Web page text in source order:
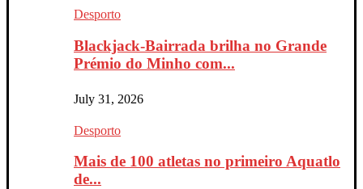
Desporto
Blackjack-Bairrada brilha no Grande
Prémio do Minho com...
July 31, 2026
Desporto
Mais de 100 atletas no primeiro Aquatlo
de...